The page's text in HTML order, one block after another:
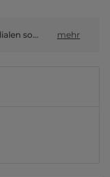
Online-Preise können von den Preisen in Filialen sowie Shop-in-Shop-Flächen abweichen. mehr